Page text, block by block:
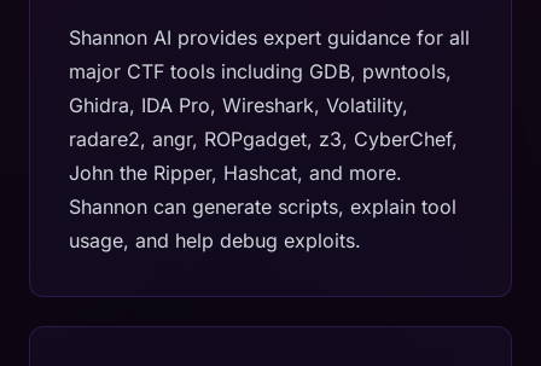
Shannon AI provides expert guidance for all
major CTF tools including GDB, pwntools,
Ghidra, IDA Pro, Wireshark, Volatility,
radare2, angr, ROPgadget, z3, CyberChef,
John the Ripper, Hashcat, and more.
Shannon can generate scripts, explain tool
usage, and help debug exploits.